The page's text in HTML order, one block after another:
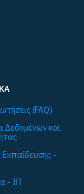
(FAQ)
Δεδομένων και
Εκπαίδευσης -
- ΙΠ